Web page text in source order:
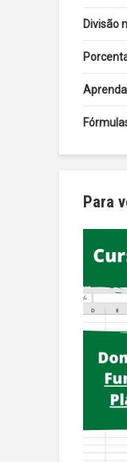
Divisão
Para